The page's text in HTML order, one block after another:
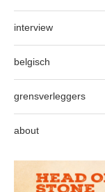
interview
belgisch
grensverleggers
about